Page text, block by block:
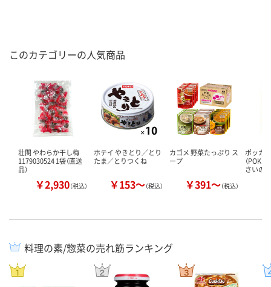
このカテゴリーの人気商品
壮関 やわらか干し梅
1179030524 1袋（直送
品）
￥2,930（税込）
ホテイ やきとり／とり
たま／とりつくね
￥153～（税込）
カゴメ 野菜たっぷり ス
ープ
￥391～（税込）
ポッカ
（
さいの
料理の素/惣菜の売れ筋ランキング